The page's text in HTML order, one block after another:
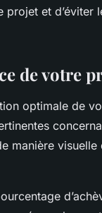
et d’éviter
de votre
optimale de
manière visuelle